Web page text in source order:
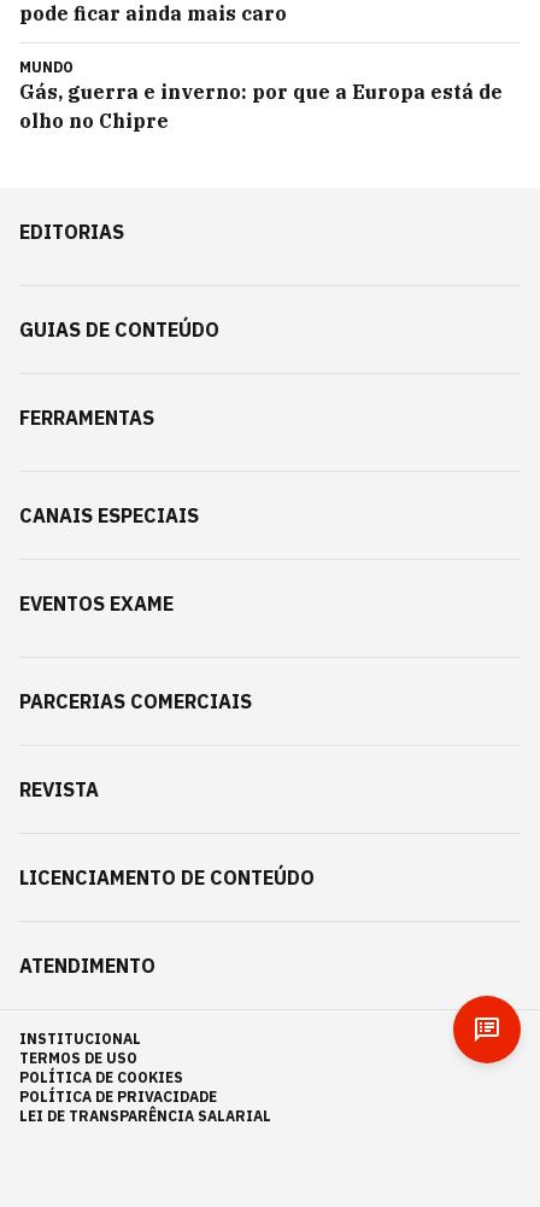
pode ficar ainda mais caro
MUNDO
Gás, guerra e inverno: por que a Europa está de
olho no Chipre
EDITORIAS
GUIAS DE CONTEÚDO
FERRAMENTAS
CANAIS ESPECIAIS
EVENTOS EXAME
PARCERIAS COMERCIAIS
REVISTA
LICENCIAMENTO DE CONTEÚDO
ATENDIMENTO
INSTITUCIONAL
TERMOS DE USO
POLÍTICA DE COOKIES
POLÍTICA DE PRIVACIDADE
LEI DE TRANSPARÊNCIA SALARIAL